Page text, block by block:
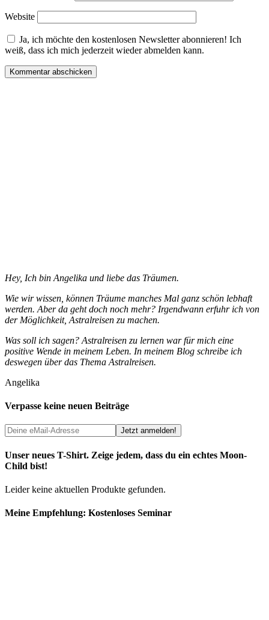
Website
Ja, ich möchte den kostenlosen Newsletter abonnieren! Ich
weiß, dass ich mich jederzeit wieder abmelden kann.
Hey, Ich bin Angelika und liebe das Träumen.
Wie wir wissen, können Träume manches Mal ganz schön lebhaft
werden. Aber da geht doch noch mehr? Irgendwann erfuhr ich von
der Möglichkeit, Astralreisen zu machen.
Was soll ich sagen? Astralreisen zu lernen war für mich eine
positive Wende in meinem Leben. In meinem Blog schreibe ich
deswegen über das Thema Astralreisen.
Angelika
Verpasse keine neuen Beiträge
Unser neues T-Shirt. Zeige jedem, dass du ein echtes Moon-
Child bist!
Leider keine aktuellen Produkte gefunden.
Meine Empfehlung: Kostenloses Seminar